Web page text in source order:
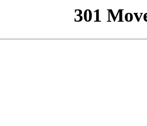
301